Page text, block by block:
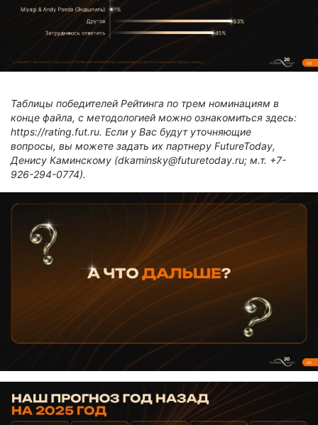
Таблицы победителей Рейтинга по трем номинациям в
конце файла, с методологией можно ознакомиться здесь:
https://rating.fut.ru. Если у Вас будут уточняющие
вопросы, вы можете задать их партнеру FutureToday,
Денису Каминскому (dkaminsky@futuretoday.ru; м.т. +7-
926-294-0774).